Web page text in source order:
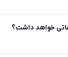
خواهد داشت؟